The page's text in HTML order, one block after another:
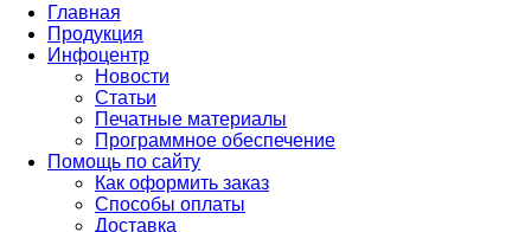
Главная
Продукция
Инфоцентр
Новости
Статьи
Печатные материалы
Программное обеспечение
Помощь по сайту
Как оформить заказ
Способы оплаты
Доставка